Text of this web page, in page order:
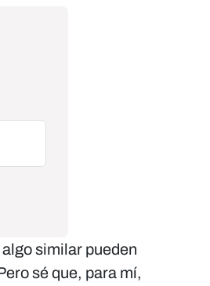
similar pueden
sé que, para mí,